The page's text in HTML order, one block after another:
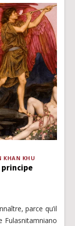
KHAN KHU
principe
parce qu’il
Fulasnitamniano